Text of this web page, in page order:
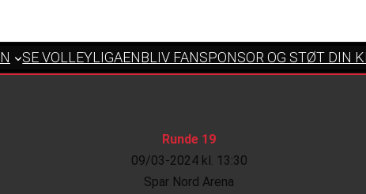
SE VOLLEYLIGAENBLIV FANSPONSOR OG STØT DIN
Runde 19
09/03-2024 kl. 13:30
Spar Nord Arena